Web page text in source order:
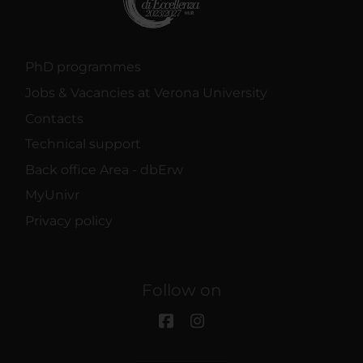
PhD programmes
Jobs & Vacancies at Verona University
Contacts
Technical support
Back office Area - dbErw
MyUnivr
Privacy policy
Follow on